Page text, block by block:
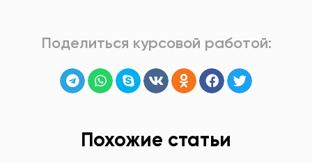
Поделиться курсовой работой:
Похожие статьи